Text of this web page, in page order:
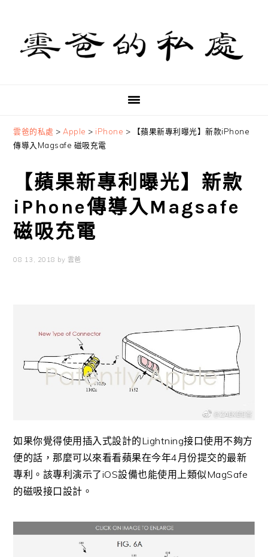
primary
navigation
content
primary
sidebar
雲爸的私處 > Apple > iPhone >
【蘋果新專利曝光】新款iPhone
傳導入Magsafe 磁吸充電
【蘋果新專利曝光】新款
iPhone傳導入Magsafe
磁吸充電
08 13, 2018 by 雲爸
如果你覺得使用插入式設計的Lightning接口使用不夠方
便的話，那麼可以來看看蘋果在今年4月份提交的最新
專利。該專利演示了iOS設備也能使用上類似MagSafe
的磁吸接口設計。